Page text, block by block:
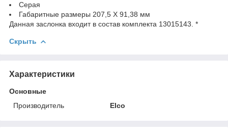
Серая
Габаритные размеры 207,5 X 91,38 мм
Данная заслонка входит в состав комплекта 13015143. *
Скрыть
Характеристики
Основные
Производитель
Elco